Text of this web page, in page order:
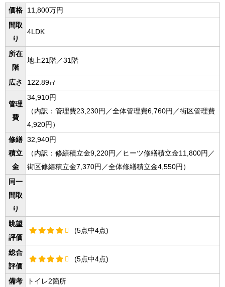
価格
11,800万円
間取
り
4LDK
所在
階
地上21階／31階
広さ 122.89㎡
管理
費
34,910円
（内訳：管理費23,230円／全体管理費6,760円／街区管理費
4,920円）
修繕
積立
金
32,940円
（内訳：修繕積立金9,220円／ヒーツ修繕積立金11,800円／
街区修繕積立金7,370円／全体修繕積立金4,550円）
同一
間取
り
眺望
評価
(5点中4点)
総合
評価
(5点中4点)
備考 トイレ2箇所